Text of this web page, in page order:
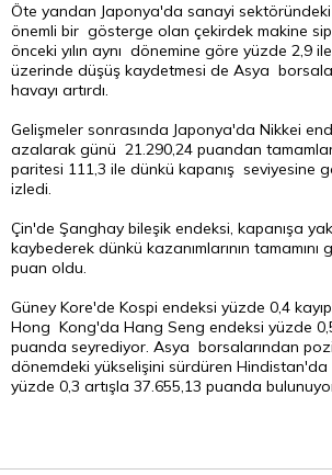
Öte yandan Japonya'da sanayi sektöründeki
önemli bir gösterge olan çekirdek makine
önceki yılın aynı dönemine göre yüzde 2,9
üzerinde düşüş kaydetmesi de Asya
havayı artırdı.
Gelişmeler sonrasında Japonya'da Nikkei
azalarak günü 21.290,24 puandan
paritesi 111,3 ile dünkü kapanış seviyesine
izledi.
Çin'de Şanghay bileşik endeksi, kapanışa
kaybederek dünkü kazanımlarının tamamını
puan oldu.
Güney Kore'de Kospi endeksi yüzde 0,4
Hong Kong'da Hang Seng endeksi yüzde
puanda seyrediyor. Asya borsalarından
dönemdeki yükselişini sürdüren
yüzde 0,3 artışla 37.655,13 puanda